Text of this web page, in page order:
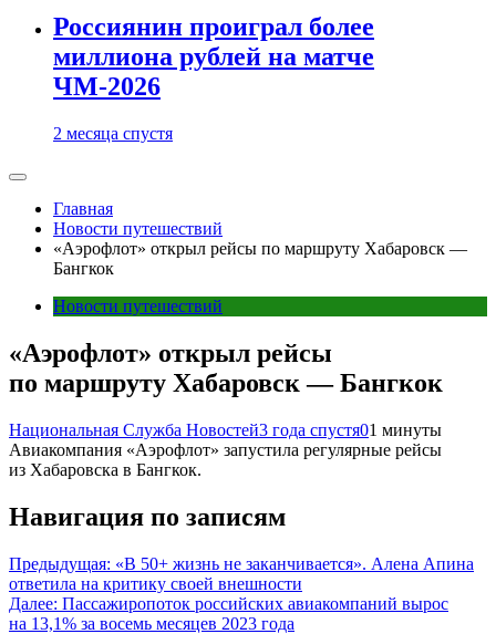
Россиянин проиграл более
миллиона рублей на матче
ЧМ-2026
2 месяца спустя
Главная
Новости путешествий
«Аэрофлот» открыл рейсы по маршруту Хабаровск —
Бангкок
Новости путешествий
«Аэрофлот» открыл рейсы
по маршруту Хабаровск — Бангкок
Национальная Служба Новостей3 года спустя01 минуты
Авиакомпания «Аэрофлот» запустила регулярные рейсы
из Хабаровска в Бангкок.
Навигация по записям
Предыдущая: «В 50+ жизнь не заканчивается». Алена Апина
ответила на критику своей внешности
Далее: Пассажиропоток российских авиакомпаний вырос
на 13,1% за восемь месяцев 2023 года